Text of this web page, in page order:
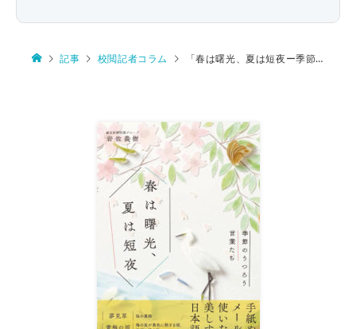
記事 校閲記者コラム 「春は曙光、夏は短夜ー季節のうつろう言葉たち」の三つの特色